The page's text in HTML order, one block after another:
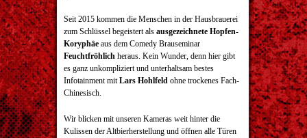
Seit 2015 kommen die Menschen in der Hausbrauerei
zum Schlüssel begeistert als ausgezeichnete Hopfen-
Koryphäe aus dem Comedy Brauseminar
Feuchtfröhlich heraus. Kein Wunder, denn hier gibt
es ganz unkompliziert und unterhaltsam bestes
Infotainment mitLars Hohlfeld ohne trockenes Fach-
Chinesisch.
Wir blicken mit unseren Kameras weit hinter die
Kulissen der Altbierherstellung und öffnen alle Türen